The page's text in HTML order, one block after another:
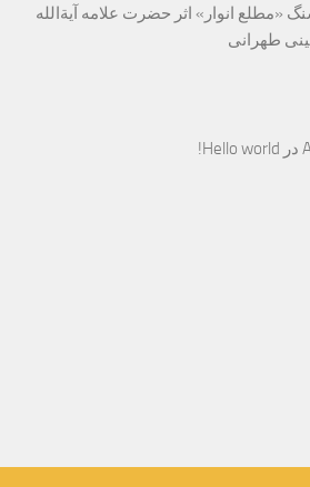
«مطلع انوار» اثر حضرت علامه آیة‌الله
طهرانی
در Hello world!